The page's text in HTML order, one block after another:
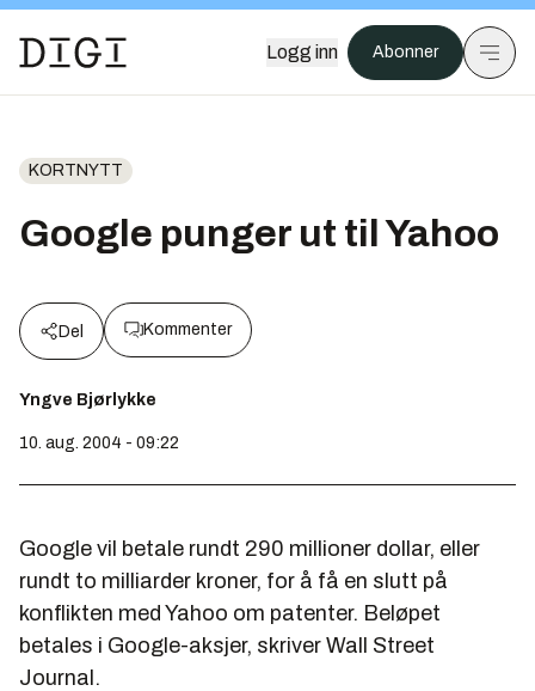
Logg inn Abonner
KORTNYTT
Google punger ut til Yahoo
Del Kommenter
Yngve Bjørlykke
10. aug. 2004 - 09:22
Google vil betale rundt 290 millioner dollar, eller
rundt to milliarder kroner, for å få en slutt på
konflikten med Yahoo om patenter. Beløpet
betales i Google-aksjer, skriver Wall Street
Journal.